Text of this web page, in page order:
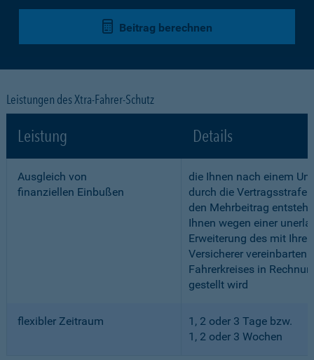
Beitrag berechnen
Leistungen des Xtra-Fahrer-Schutz
Leistung Details
Ausgleich von
finanziellen Einbußen
die Ihnen nach einem
durch die Vertragsstrafe
den Mehrbeitrag
Ihnen wegen einer
Erweiterung des mit
Versicherer vereinbarten
Fahrerkreises in
gestellt wird
flexibler Zeitraum
1, 2 oder 3 Tage bzw.
1, 2 oder 3 Wochen